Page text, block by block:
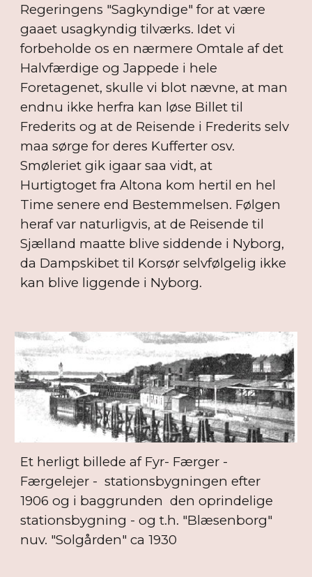
Regeringens "Sagkyndige" for at være
gaaet usagkyndig tilværks. Idet vi
forbeholde os en nærmere Omtale af det
Halvfærdige og Jappede i hele
Foretagenet, skulle vi blot nævne, at man
endnu ikke herfra kan løse Billet til
Frederits og at de Reisende i Frederits selv
maa sørge for deres Kufferter osv.
Smøleriet gik igaar saa vidt, at
Hurtigtoget fra Altona kom hertil en hel
Time senere end Bestemmelsen. Følgen
heraf var naturligvis, at de Reisende til
Sjælland maatte blive siddende i Nyborg,
da Dampskibet til Korsør selvfølgelig ikke
kan blive liggende i Nyborg.
Et herligt billede af Fyr- Færger -
Færgelejer - stationsbygningen efter
1906 og i baggrunden den oprindelige
stationsbygning - og t.h. "Blæsenborg"
nuv. "Solgården" ca 1930